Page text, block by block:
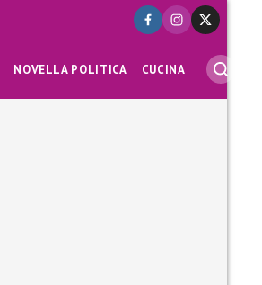
NOVELLA POLITICA CUCINA